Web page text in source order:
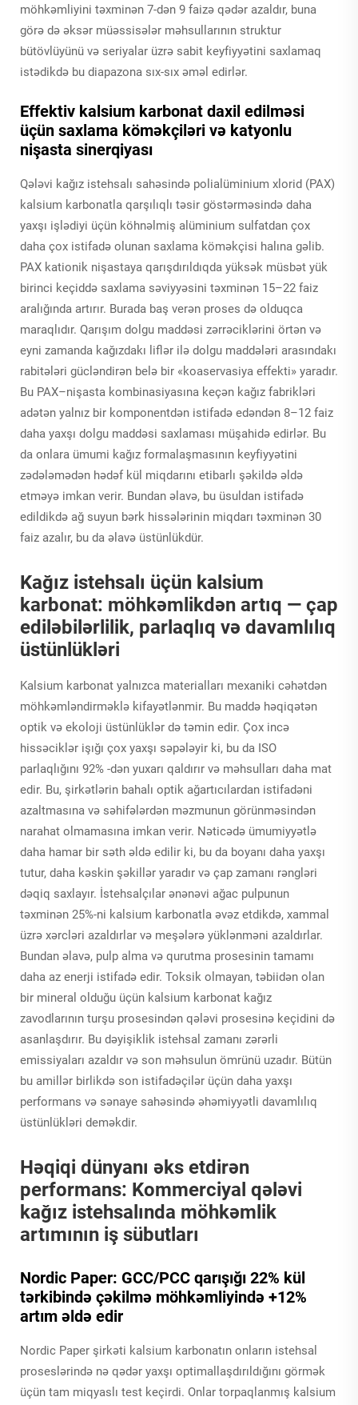
möhkəmliyini təxminən 7-dən 9 faizə qədər azaldır, buna
görə də əksər müəssisələr məhsullarının struktur
bütövlüyünü və seriyalar üzrə sabit keyfiyyətini saxlamaq
istədikdə bu diapazona sıx-sıx əməl edirlər.
Effektiv kalsium karbonat daxil edilməsi
üçün saxlama köməkçiləri və katyonlu
nişasta sinerqiyası
Qələvi kağız istehsalı sahəsində polialüminium xlorid (PAX)
kalsium karbonatla qarşılıqlı təsir göstərməsində daha
yaxşı işlədiyi üçün köhnəlmiş alüminium sulfatdan çox
daha çox istifadə olunan saxlama köməkçisi halına gəlib.
PAX kationik nişastaya qarışdırıldıqda yüksək müsbət yük
birinci keçiddə saxlama səviyyəsini təxminən 15–22 faiz
aralığında artırır. Burada baş verən proses də olduqca
maraqlıdır. Qarışım dolgu maddəsi zərrəciklərini örtən və
eyni zamanda kağızdakı liflər ilə dolgu maddələri arasındakı
rabitələri gücləndirən belə bir «koaservasiya effekti» yaradır.
Bu PAX–nişasta kombinasiyasına keçən kağız fabrikləri
adətən yalnız bir komponentdən istifadə edəndən 8–12 faiz
daha yaxşı dolgu maddəsi saxlaması müşahidə edirlər. Bu
da onlara ümumi kağız formalaşmasının keyfiyyətini
zədələmədən hədəf kül miqdarını etibarlı şəkildə əldə
etməyə imkan verir. Bundan əlavə, bu üsuldan istifadə
edildikdə ağ suyun bərk hissələrinin miqdarı təxminən 30
faiz azalır, bu da əlavə üstünlükdür.
Kağız istehsalı üçün kalsium
karbonat: möhkəmlikdən artıq — çap
ediləbilərlilik, parlaqlıq və davamlılıq
üstünlükləri
Kalsium karbonat yalnızca materialları mexaniki cəhətdən
möhkəmləndirməklə kifayətlənmir. Bu maddə həqiqətən
optik və ekoloji üstünlüklər də təmin edir. Çox incə
hissəciklər işığı çox yaxşı səpələyir ki, bu da ISO
parlaqlığını 92% -dən yuxarı qaldırır və məhsulları daha mat
edir. Bu, şirkətlərin bahalı optik ağartıcılardan istifadəni
azaltmasına və səhifələrdən məzmunun görünməsindən
narahat olmamasına imkan verir. Nəticədə ümumiyyətlə
daha hamar bir səth əldə edilir ki, bu da boyanı daha yaxşı
tutur, daha kəskin şəkillər yaradır və çap zamanı rəngləri
dəqiq saxlayır. İstehsalçılar ənənəvi ağac pulpunun
təxminən 25%-ni kalsium karbonatla əvəz etdikdə, xammal
üzrə xərcləri azaldırlar və meşələrə yüklənməni azaldırlar.
Bundan əlavə, pulp alma və qurutma prosesinin tamamı
daha az enerji istifadə edir. Toksik olmayan, təbiidən olan
bir mineral olduğu üçün kalsium karbonat kağız
zavodlarının turşu prosesindən qələvi prosesinə keçidini də
asanlaşdırır. Bu dəyişiklik istehsal zamanı zərərli
emissiyaları azaldır və son məhsulun ömrünü uzadır. Bütün
bu amillər birlikdə son istifadəçilər üçün daha yaxşı
performans və sənaye sahəsində əhəmiyyətli davamlılıq
üstünlükləri deməkdir.
Həqiqi dünyanı əks etdirən
performans: Kommerciyal qələvi
kağız istehsalında möhkəmlik
artımının iş sübutları
Nordic Paper: GCC/PCC qarışığı 22% kül
tərkibində çəkilmə möhkəmliyində +12%
artım əldə edir
Nordic Paper şirkəti kalsium karbonatın onların istehsal
proseslərində nə qədər yaxşı optimallaşdırıldığını görmək
üçün tam miqyaslı test keçirdi. Onlar torpaqlanmış kalsium